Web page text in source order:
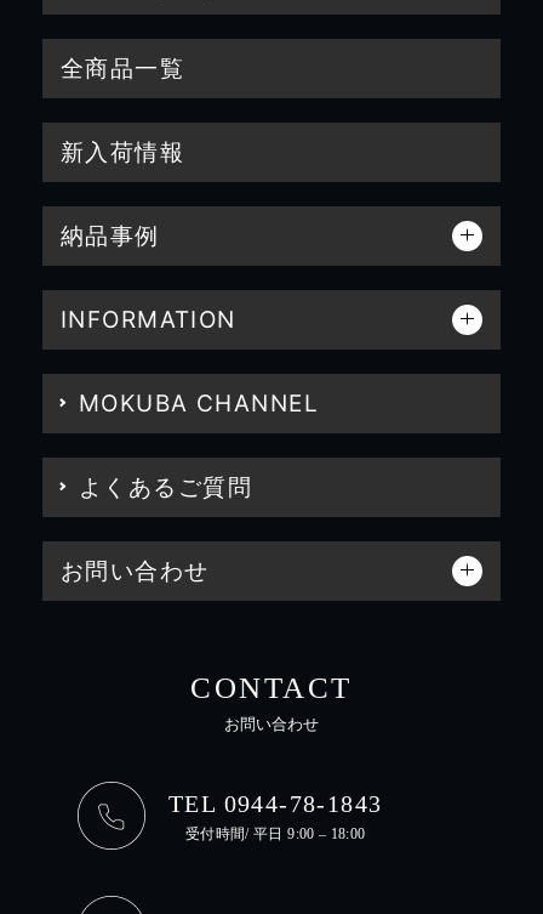
全商品一覧
新入荷情報
納品事例
INFORMATION
MOKUBA CHANNEL
よくあるご質問
お問い合わせ
CONTACT
お問い合わせ
TEL 0944-78-1843
受付時間/ 平日 9:00 – 18:00